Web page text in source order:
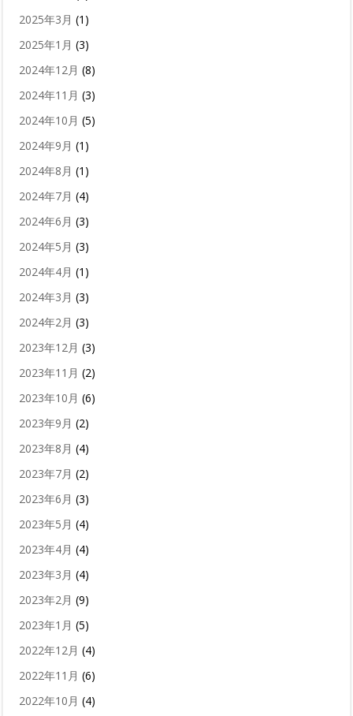
2025年3月 (1)
2025年1月 (3)
2024年12月 (8)
2024年11月 (3)
2024年10月 (5)
2024年9月 (1)
2024年8月 (1)
2024年7月 (4)
2024年6月 (3)
2024年5月 (3)
2024年4月 (1)
2024年3月 (3)
2024年2月 (3)
2023年12月 (3)
2023年11月 (2)
2023年10月 (6)
2023年9月 (2)
2023年8月 (4)
2023年7月 (2)
2023年6月 (3)
2023年5月 (4)
2023年4月 (4)
2023年3月 (4)
2023年2月 (9)
2023年1月 (5)
2022年12月 (4)
2022年11月 (6)
2022年10月 (4)